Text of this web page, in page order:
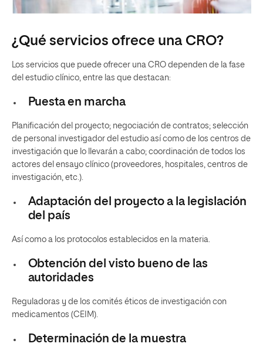
¿Qué servicios ofrece una CRO?
Los servicios que puede ofrecer una CRO dependen de la fase
del estudio clínico, entre las que destacan:
Puesta en marcha
Planificación del proyecto; negociación de contratos; selección
de personal investigador del estudio así como de los centros de
investigación que lo llevarán a cabo; coordinación de todos los
actores del ensayo clínico (proveedores, hospitales, centros de
investigación, etc.).
Adaptación del proyecto a la legislación
del país
Así como a los protocolos establecidos en la materia.
Obtención del visto bueno de las
autoridades
Reguladoras y de los comités éticos de investigación con
medicamentos (CEIM).
Determinación de la muestra